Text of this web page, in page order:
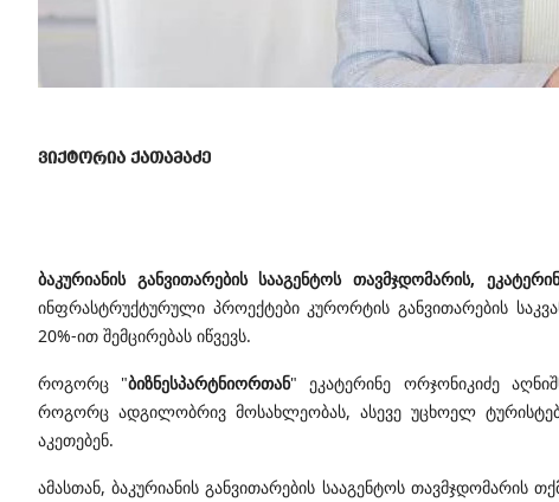
ვიქტორია ქათამაძე
ბაკურიანის განვითარების სააგენტოს თავმჯდომარის,
ინფრასტრუქტურული პროექტები კურორტის განვითარების
20%-ით შემცირებას იწვევს.
როგორც "ბიზნესპარტნიორთან" ეკატერინე ორჯონიკიძე
როგორც ადგილობრივ მოსახლეობას, ასევე უცხოელ
აკეთებენ.
ამასთან, ბაკურიანის განვითარების სააგენტოს თავმჯდომარის